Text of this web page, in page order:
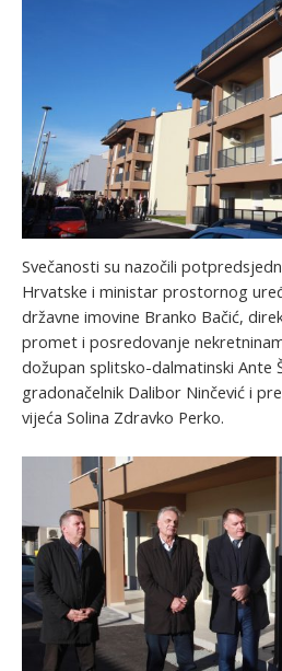
Svečanosti su nazočili
Hrvatske i ministar prostornog
državne imovine Branko Bačić,
promet i posredovanje
dožupan splitsko-dalmatinski Ante
gradonačelnik Dalibor Ninčević i
vijeća Solina Zdravko Perko.